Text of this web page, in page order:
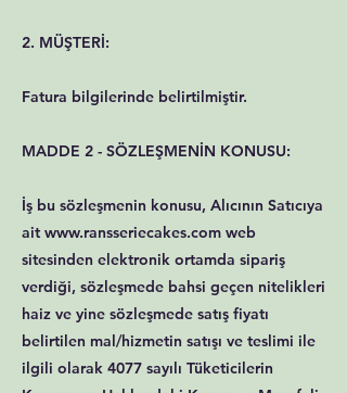
2. MÜŞTERİ:
Fatura bilgilerinde belirtilmiştir.
MADDE 2 - SÖZLEŞMENİN KONUSU:
İş bu sözleşmenin konusu, Alıcının Satıcıya
ait www.ransseriecakes.com web
sitesinden elektronik ortamda sipariş
verdiği, sözleşmede bahsi geçen nitelikleri
haiz ve yine sözleşmede satış fiyatı
belirtilen mal/hizmetin satışı ve teslimi ile
ilgili olarak 4077 sayılı Tüketicilerin